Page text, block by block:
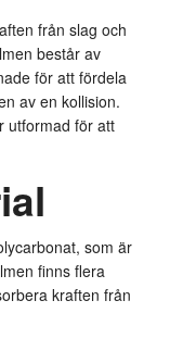
från slag och
består av
för att fördela
av en kollision.
utformad för att
som är
finns flera
kraften från